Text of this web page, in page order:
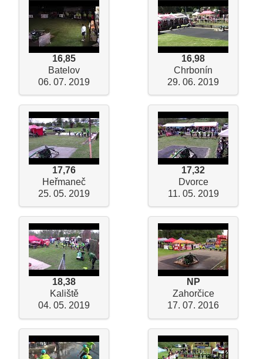
16,85
Batelov
06. 07. 2019
16,98
Chrbonín
29. 06. 2019
17,76
Heřmaneč
25. 05. 2019
17,32
Dvorce
11. 05. 2019
18,38
Kaliště
04. 05. 2019
NP
Zahorčice
17. 07. 2016